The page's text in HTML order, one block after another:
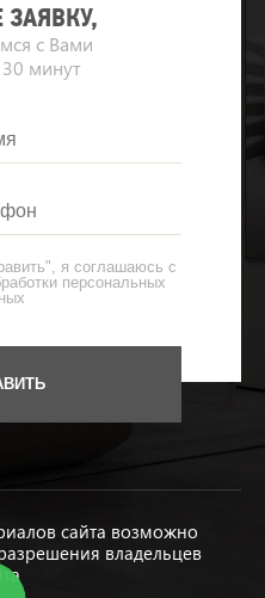
ЗАЯВКУ,
с Вами
30 минут
я соглашаюсь с
персональных
сайта возможно
владельцев